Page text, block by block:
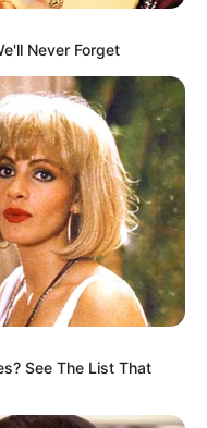
Never Forget
See The List That